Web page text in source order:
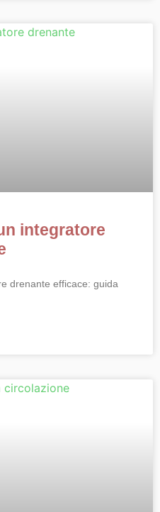
integratore
drenante efficace: guida